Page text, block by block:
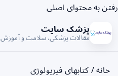
رفتن به محتوای اصلی
پزشک سایت
مقالات پزشکی، سلامت و آموزش
خانه/ کتابهای فیزیولوژی